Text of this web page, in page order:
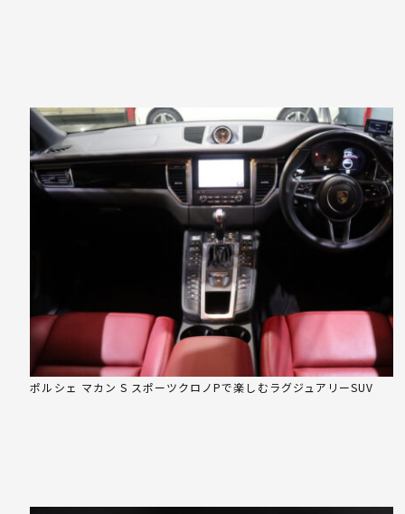
ポルシェ マカン S スポーツクロノPで楽しむラグジュアリーSUV